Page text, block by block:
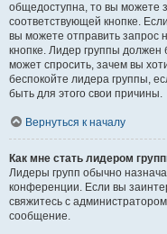
общедоступна, то вы можете
соответствующей кнопке.
вы можете отправить запрос
кнопке. Лидер группы должен
может спросить, зачем вы
беспокойте лидера группы,
быть для этого свои причины.
Вернуться к началу
Как мне стать лидером
Лидеры групп обычно
конференции. Если вы
свяжитесь с
сообщение.